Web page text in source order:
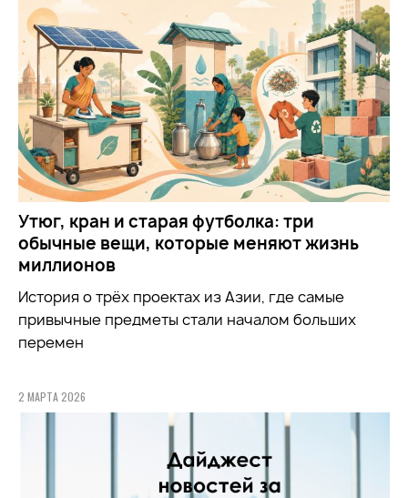
Утюг, кран и старая футболка: три
обычные вещи, которые меняют жизнь
миллионов
История о трёх проектах из Азии, где самые
привычные предметы стали началом больших
перемен
2 МАРТА 2026